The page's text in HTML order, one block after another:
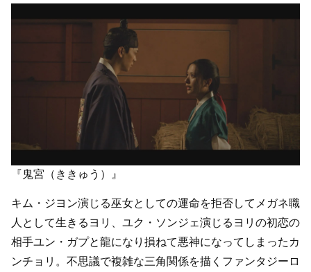
『鬼宮（ききゅう）』
キム・ジヨン演じる巫女としての運命を拒否してメガネ職
人として生きるヨリ、ユク・ソンジェ演じるヨリの初恋の
相手ユン・ガプと龍になり損ねて悪神になってしまったカ
ンチョリ。不思議で複雑な三角関係を描くファンタジーロ